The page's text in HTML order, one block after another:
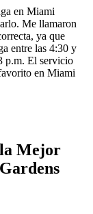
en Miami
Me llamaron
ya que
entre las 4:30 y
p.m. El servicio
en Miami
Mejor